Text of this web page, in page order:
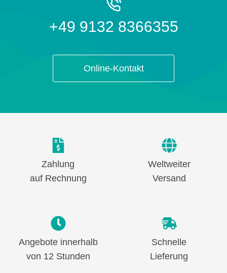
+49 9132 8366355
Online-Kontakt
Zahlung
auf Rechnung
Weltweiter
Versand
Angebote innerhalb
von 12 Stunden
Schnelle
Lieferung